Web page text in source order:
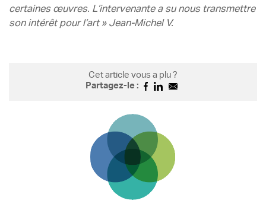
certaines œuvres. L’intervenante a su nous transmettre
son intérêt pour l’art » Jean-Michel V.
Cet article vous a plu ?
Partagez-le :